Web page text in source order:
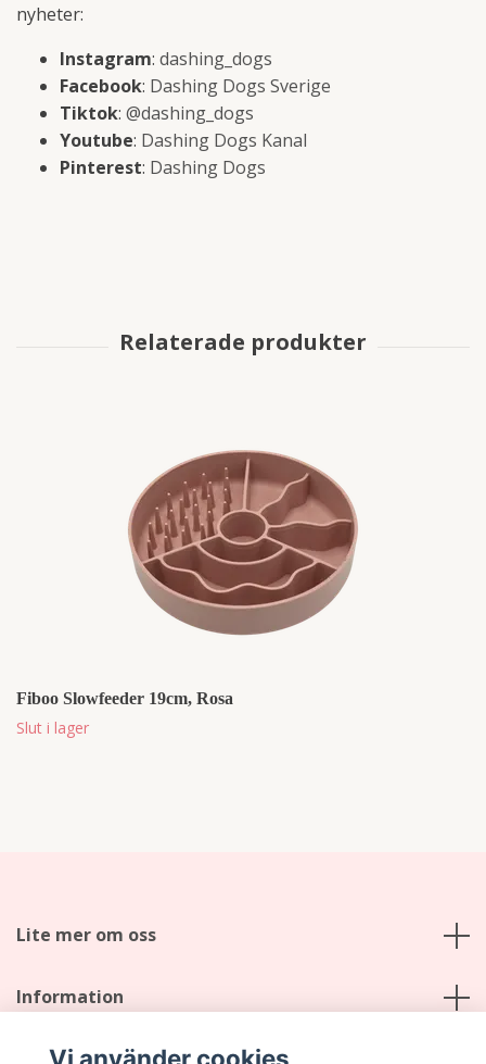
nyheter:
Instagram: dashing_dogs
Facebook: Dashing Dogs Sverige
Tiktok: @dashing_dogs
Youtube: Dashing Dogs Kanal
Pinterest: Dashing Dogs
Fiboo Slowfeeder 19cm, Rosa
Slut i lager
Lite mer om oss
Information
Sociala medier